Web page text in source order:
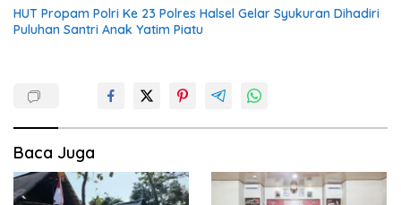
HUT Propam Polri Ke 23 Polres Halsel Gelar Syukuran Dihadiri
Puluhan Santri Anak Yatim Piatu
Baca Juga